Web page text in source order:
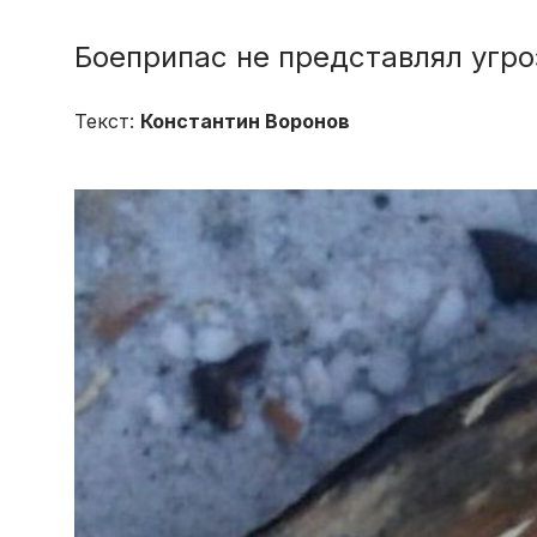
Боеприпас не представлял
Текст: Константин Воронов